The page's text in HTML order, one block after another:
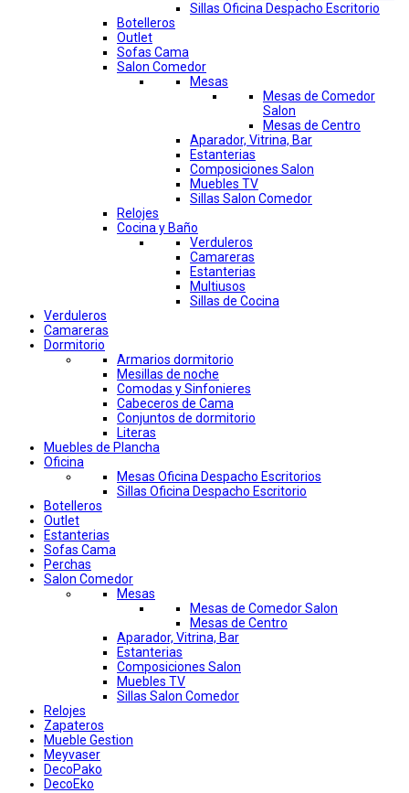
Sillas Oficina Despacho Escritorio
Botelleros
Outlet
Sofas Cama
Salon Comedor
Mesas
Mesas de Comedor
Salon
Mesas de Centro
Aparador, Vitrina, Bar
Estanterias
Composiciones Salon
Muebles TV
Sillas Salon Comedor
Relojes
Cocina y Baño
Verduleros
Camareras
Estanterias
Multiusos
Sillas de Cocina
Verduleros
Camareras
Dormitorio
Armarios dormitorio
Mesillas de noche
Comodas y Sinfonieres
Cabeceros de Cama
Conjuntos de dormitorio
Literas
Muebles de Plancha
Oficina
Mesas Oficina Despacho Escritorios
Sillas Oficina Despacho Escritorio
Botelleros
Outlet
Estanterias
Sofas Cama
Perchas
Salon Comedor
Mesas
Mesas de Comedor Salon
Mesas de Centro
Aparador, Vitrina, Bar
Estanterias
Composiciones Salon
Muebles TV
Sillas Salon Comedor
Relojes
Zapateros
Mueble Gestion
Meyvaser
DecoPako
DecoEko